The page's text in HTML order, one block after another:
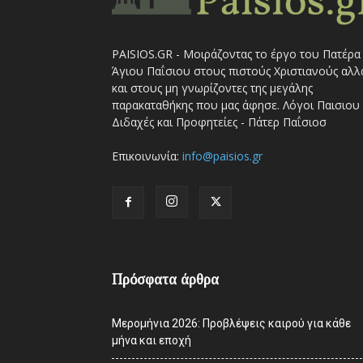
PAISIOS.GR - Μοιράζοντας το έργο του Πατέρα
Άγιου Παΐσιου στους πιστούς Χριστιανούς
και στους μη γνωρίζοντες της μεγάλης
παρακαταθήκης που μας άφησε. Λόγοι Παισιου
Διδαχές και Προφητείες - Πάτερ Παΐσιοσ
Επικοινωνία: info@paisios.gr
Πρόσφατα άρθρα
Μερομήνια 2026: Προβλέψεις καιρού για κάθε
μήνα και εποχή